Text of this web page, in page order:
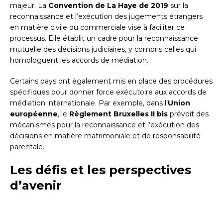
majeur. La Convention de La Haye de 2019 sur la
reconnaissance et l’exécution des jugements étrangers
en matière civile ou commerciale vise à faciliter ce
processus. Elle établit un cadre pour la reconnaissance
mutuelle des décisions judiciaires, y compris celles qui
homologuent les accords de médiation.
Certains pays ont également mis en place des procédures
spécifiques pour donner force exécutoire aux accords de
médiation internationale. Par exemple, dans l’Union
européenne, le Règlement Bruxelles II bis prévoit des
mécanismes pour la reconnaissance et l’exécution des
décisions en matière matrimoniale et de responsabilité
parentale.
Les défis et les perspectives
d’avenir